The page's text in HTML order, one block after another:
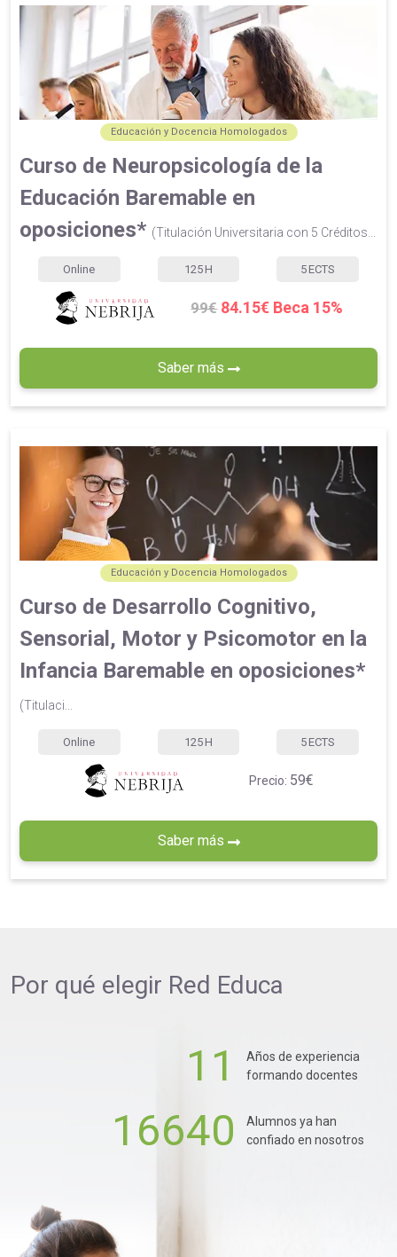
Educación y Docencia Homologados
Curso de Neuropsicología de la
Educación Baremable en
oposiciones* (Titulación Universitaria con 5 Créditos...
Online 125 H 5 ECTS
99€ 84.15€ Beca 15%
Saber más
Educación y Docencia Homologados
Curso de Desarrollo Cognitivo,
Sensorial, Motor y Psicomotor en la
Infancia Baremable en oposiciones*
(Titulaci...
Online 125 H 5 ECTS
Precio: 59€
Saber más
Por qué elegir Red Educa
11
Años de experiencia
formando docentes
16640
Alumnos ya han
confiado en nosotros